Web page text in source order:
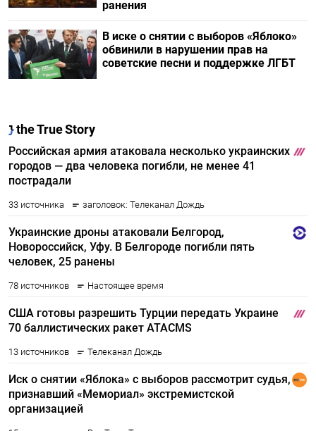
ранения
В иске о снятии с выборов «Яблоко»
обвинили в нарушении прав на
советские песни и поддержке ЛГБТ